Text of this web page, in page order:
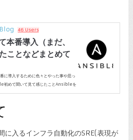
46 Users
番導入（まだ、
ことなどまとめて
導入するために色々とやった事や思っ
初めて聞いて見て感じたことAnsibleを
似ていると感じた。もちろん、監視とい
れるところだと思っている。とても自由
書いて連携させれば標準以上の監視や自
に入るインフラ自動化のSRE(表現が